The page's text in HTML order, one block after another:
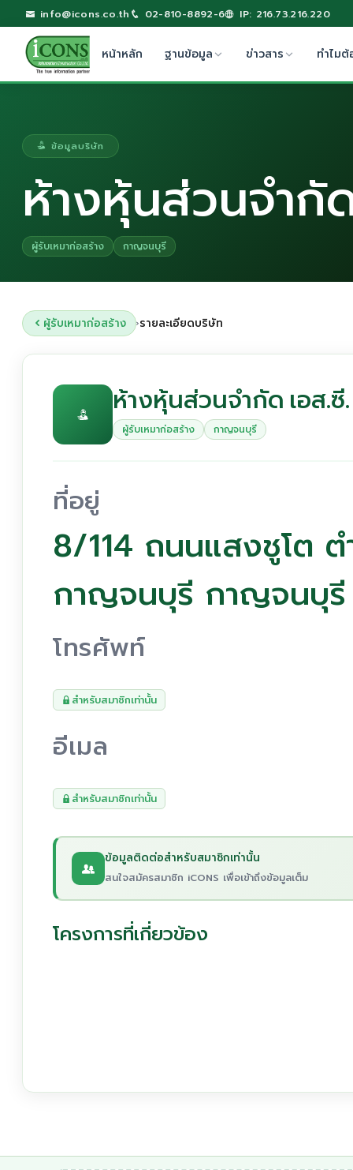
info@icons.co.th 02-810-8892-6 IP: 216.73.216.220
หน้าหลัก ฐานข้อมูล ข่าวสาร ทำไมต้
ข้อมูลบริษัท
ห้างหุ้นส่วนจำกั
ผู้รับเหมาก่อสร้าง กาญจนบุรี
ผู้รับเหมาก่อสร้าง ›รายละเอียดบริษัท
ห้างหุ้นส่วนจำกัด เอส.
ผู้รับเหมาก่อสร้าง กาญจนบุรี
ที่อยู่
8/114 ถนนแสงชูโต ต
กาญจนบุรี กาญจนบุ
โทรศัพท์
สำหรับสมาชิกเท่านั้น
อีเมล
สำหรับสมาชิกเท่านั้น
ข้อมูลติดต่อสำหรับสมาชิกเท่านั้น
สนใจสมัครสมาชิก iCONS เพื่อเข้าถึงข้อมูลเต็ม
โครงการที่เกี่ยวข้อง